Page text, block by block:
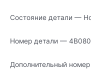
Состояние детали —
Номер детали —
Дополнительный